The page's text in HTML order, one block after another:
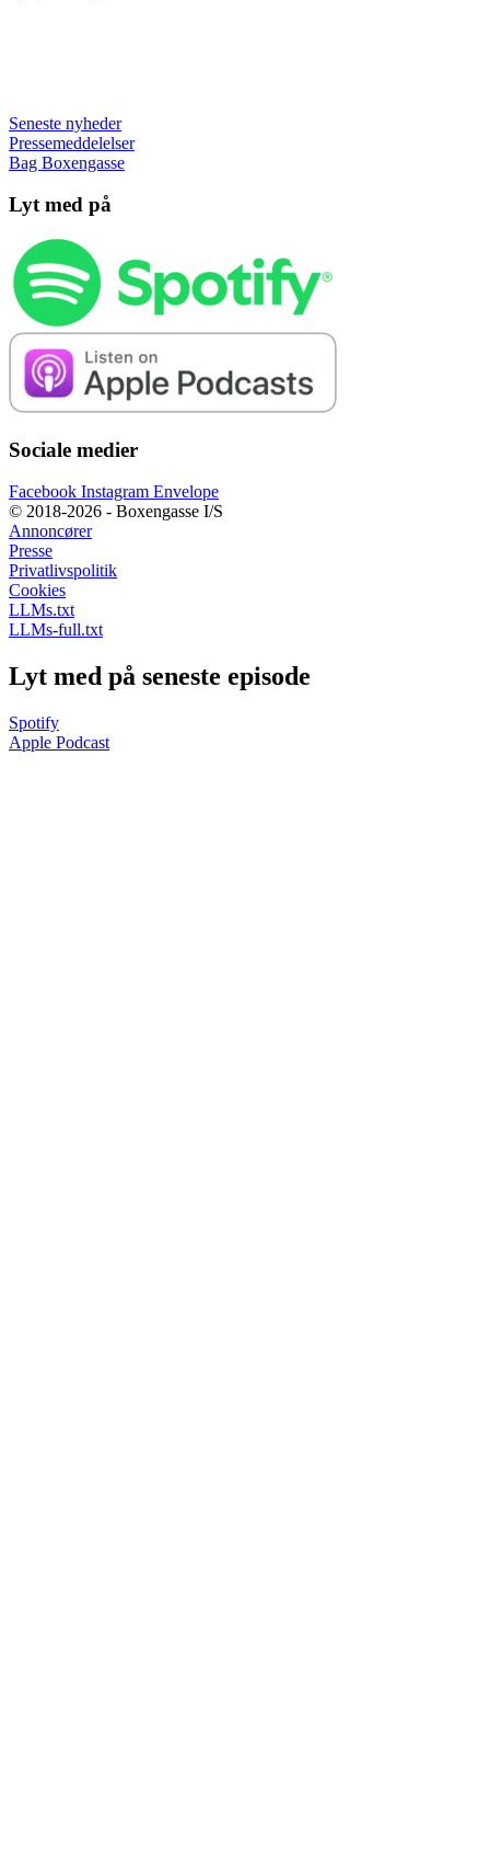
Seneste nyheder
Pressemeddelelser
Bag Boxengasse
Lyt med på
Sociale medier
Facebook Instagram Envelope
© 2018-2026 - Boxengasse I/S
Annoncører
Presse
Privatlivspolitik
Cookies
LLMs.txt
LLMs-full.txt
Lyt med på seneste episode
Spotify
Apple Podcast